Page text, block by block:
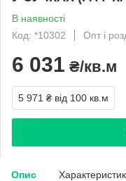
В наявності
Код: *10302
Опт і
6 031 ₴/кв.м
5 971 ₴ від 100 кв.м
Опис